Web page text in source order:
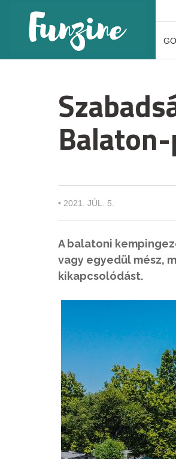
• 2021. JÚL. 5.
A balatoni
vagy egyedül mész,
kikapcsolódást.